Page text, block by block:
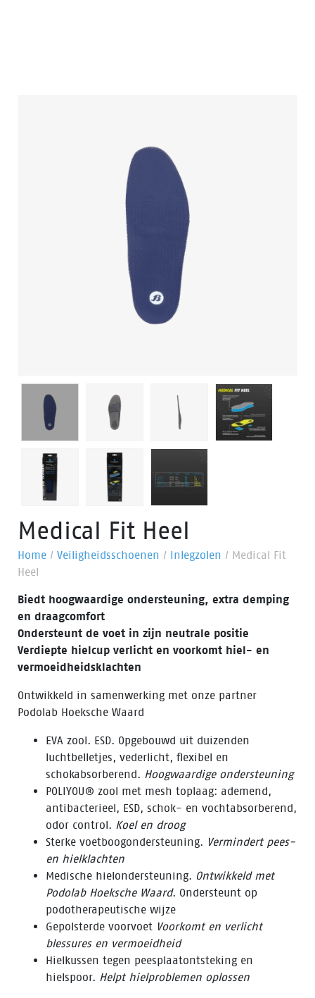
Medical Fit Heel
Home / Veiligheidsschoenen / Inlegzolen / Medical Fit
Heel
Biedt hoogwaardige ondersteuning, extra demping
en draagcomfort
Ondersteunt de voet in zijn neutrale positie
Verdiepte hielcup verlicht en voorkomt hiel- en
vermoeidheidsklachten
Ontwikkeld in samenwerking met onze partner
Podolab Hoeksche Waard
EVA zool. ESD. Opgebouwd uit duizenden
luchtbelletjes, vederlicht, flexibel en
schokabsorberend. Hoogwaardige ondersteuning
POLIYOU® zool met mesh toplaag: ademend,
antibacterieel, ESD, schok- en vochtabsorberend,
odor control. Koel en droog
Sterke voetboogondersteuning. Vermindert pees-
en hielklachten
Medische hielondersteuning. Ontwikkeld met
Podolab Hoeksche Waard. Ondersteunt op
podotherapeutische wijze
Gepolsterde voorvoet Voorkomt en verlicht
blessures en vermoeidheid
Hielkussen tegen peesplaatontsteking en
hielspoor. Helpt hielproblemen oplossen